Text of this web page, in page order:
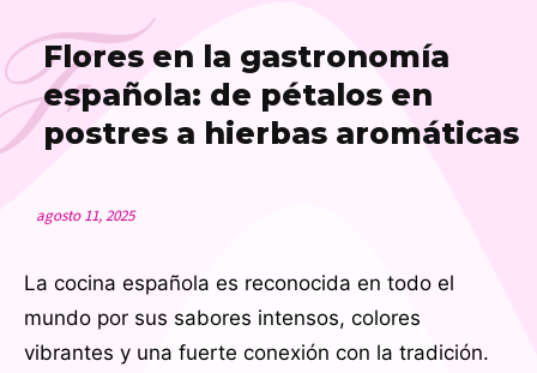
Flores en la gastronomía
española: de pétalos en
postres a hierbas aromáticas
agosto 11, 2025
La cocina española es reconocida en todo el
mundo por sus sabores intensos, colores
vibrantes y una fuerte conexión con la tradición.